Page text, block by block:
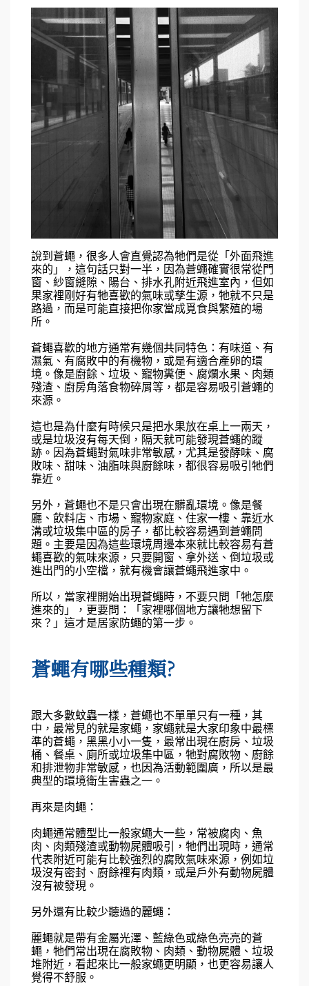
說到蒼蠅，很多人會直覺認為牠們是從「外面飛進
來的」，這句話只對一半，因為蒼蠅確實很常從門
窗、紗窗縫隙、陽台、排水孔附近飛進室內，但如
果家裡剛好有牠喜歡的氣味或孳生源，牠就不只是
路過，而是可能直接把你家當成覓食與繁殖的場
所。
蒼蠅喜歡的地方通常有幾個共同特色：有味道、有
濕氣、有腐敗中的有機物，或是有適合產卵的環
境。像是廚餘、垃圾、寵物糞便、腐爛水果、肉類
殘渣、廚房角落食物碎屑等，都是容易吸引蒼蠅的
來源。
這也是為什麼有時候只是把水果放在桌上一兩天，
或是垃圾沒有每天倒，隔天就可能發現蒼蠅的蹤
跡。因為蒼蠅對氣味非常敏感，尤其是發酵味、腐
敗味、甜味、油脂味與廚餘味，都很容易吸引牠們
靠近。
另外，蒼蠅也不是只會出現在髒亂環境。像是餐
廳、飲料店、市場、寵物家庭、住家一樓、靠近水
溝或垃圾集中區的房子，都比較容易遇到蒼蠅問
題。主要是因為這些環境周邊本來就比較容易有蒼
蠅喜歡的氣味來源，只要開窗、拿外送、倒垃圾或
進出門的小空檔，就有機會讓蒼蠅飛進家中。
所以，當家裡開始出現蒼蠅時，不要只問「牠怎麼
進來的」，更要問：「家裡哪個地方讓牠想留下
來？」這才是居家防蠅的第一步。
蒼蠅有哪些種類?
跟大多數蚊蟲一樣，蒼蠅也不單單只有一種，其
中，最常見的就是家蠅，家蠅就是大家印象中最標
準的蒼蠅，黑黑小小一隻，最常出現在廚房、垃圾
桶、餐桌、廁所或垃圾集中區，牠對腐敗物、廚餘
和排泄物非常敏感，也因為活動範圍廣，所以是最
典型的環境衛生害蟲之一。
再來是肉蠅：
肉蠅通常體型比一般家蠅大一些，常被腐肉、魚
肉、肉類殘渣或動物屍體吸引，牠們出現時，通常
代表附近可能有比較強烈的腐敗氣味來源，例如垃
圾沒有密封、廚餘裡有肉類，或是戶外有動物屍體
沒有被發現。
另外還有比較少聽過的麗蠅：
麗蠅就是帶有金屬光澤、藍綠色或綠色亮亮的蒼
蠅，牠們常出現在腐敗物、肉類、動物屍體、垃圾
堆附近，看起來比一般家蠅更明顯，也更容易讓人
覺得不舒服。